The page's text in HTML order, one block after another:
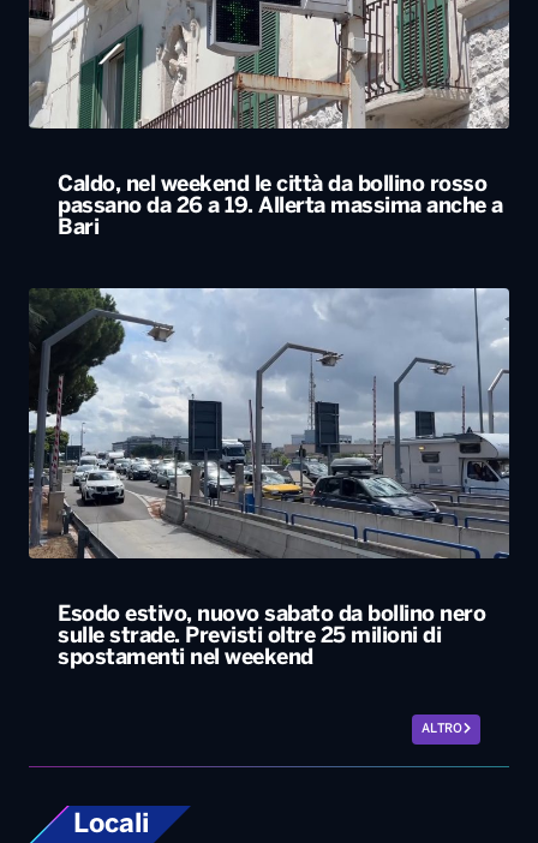
Caldo, nel weekend le città da bollino rosso
passano da 26 a 19. Allerta massima anche a
Bari
Esodo estivo, nuovo sabato da bollino nero
sulle strade. Previsti oltre 25 milioni di
spostamenti nel weekend
ALTRO
Locali